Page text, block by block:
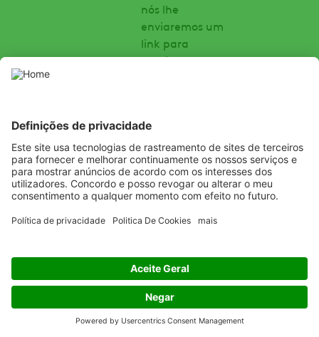
nós lhe
enviaremos um
link para
confirmar sua
poderá
completar seu
cadastro.
O ADAMA
permite que
ADAMA e faça
login para usar
My ADAMA
através de sua